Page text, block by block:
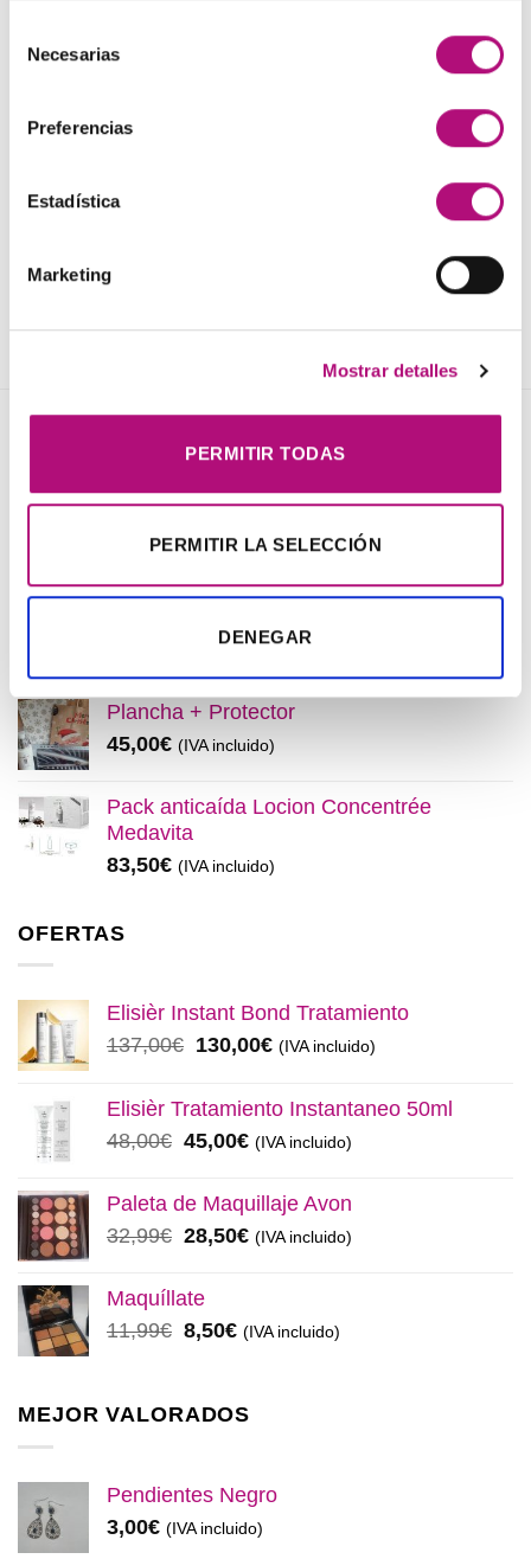
Necesarias
Preferencias
Estadística
Marketing
Mostrar detalles
PERMITIR TODAS
PERMITIR LA SELECCIÓN
DENEGAR
diciembre 2022
octubre 2022
julio 2022(3)
junio 2022
137,00€ El
precio
original
era:
130,00€El
precio
actual
es:
(IVA incluido)
precio
original
48,00€.
45,00€El
precio
actual
45,00€.
(IVA incluido)
Plancha + Protector
45,00€ (IVA incluido)
Pack anticaída Locion Concentrée
Medavita
83,50€ (IVA incluido)
OFERTAS
Elisièr Instant Bond Tratamiento
137,00€ El
original
137,00€.
130,00€El
actual
130,00€.
(IVA incluido)
Elisièr Tratamiento Instantaneo 50ml
48,00€ El
original
48,00€.
45,00€El
actual
45,00€.
(IVA incluido)
Paleta de Maquillaje Avon
32,99€ El
original
32,99€.
28,50€El
28,50€.
(IVA incluido)
Maquíllate
11,99€ El
era:
8,50€El
es:
(IVA incluido)
MEJOR VALORADOS
Pendientes Negro
3,00€ (IVA incluido)